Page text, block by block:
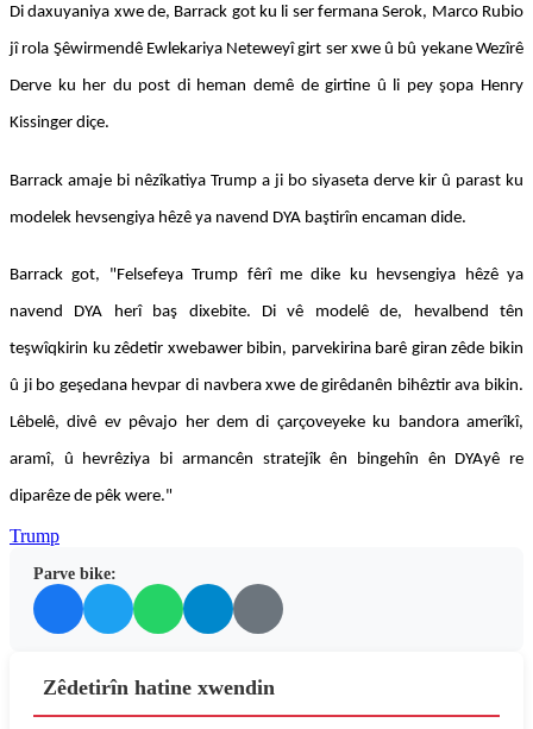
Di daxuyaniya xwe de, Barrack got ku li ser fermana Serok, Marco Rubio
jî rola Şêwirmendê Ewlekariya Neteweyî girt ser xwe û bû yekane Wezîrê
Derve ku her du post di heman demê de girtine û li pey şopa Henry
Kissinger diçe.
Barrack amaje bi nêzîkatiya Trump a ji bo siyaseta derve kir û parast ku
modelek hevsengiya hêzê ya navend DYA baştirîn encaman dide.
Barrack got, "Felsefeya Trump fêrî me dike ku hevsengiya hêzê ya
navend DYA herî baş dixebite. Di vê modelê de, hevalbend tên
teşwîqkirin ku zêdetir xwebawer bibin, parvekirina barê giran zêde bikin
û ji bo geşedana hevpar di navbera xwe de girêdanên bihêztir ava bikin.
Lêbelê, divê ev pêvajo her dem di çarçoveyeke ku bandora amerîkî,
aramî, û hevrêziya bi armancên stratejîk ên bingehîn ên DYAyê re
diparêze de pêk were."
Trump
Parve bike:
Zêdetirîn hatine xwendin